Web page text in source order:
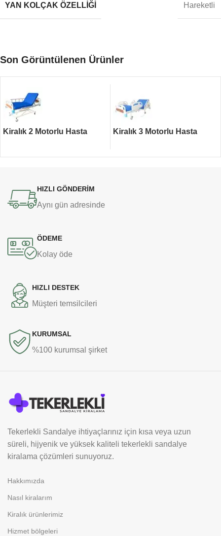
YAN KOLÇAK ÖZELLIĞI Hareketli
Son Görüntülenen Ürünler
Kiralık 2 Motorlu Hasta
Kiralık 3 Motorlu Hasta
HIZLI GÖNDERİM
Aynı gün adresinde
ÖDEME
Kolay öde
HIZLI DESTEK
Müşteri temsilcileri
KURUMSAL
%100 kurumsal şirket
Tekerlekli Sandalye ihtiyaçlarınız için kısa veya uzun
süreli, hijyenik ve yüksek kaliteli tekerlekli sandalye
kiralama çözümleri sunuyoruz.
Hakkımızda
Nasıl kiralarım
Kiralık ürünlerimiz
Hizmet bölgeleri